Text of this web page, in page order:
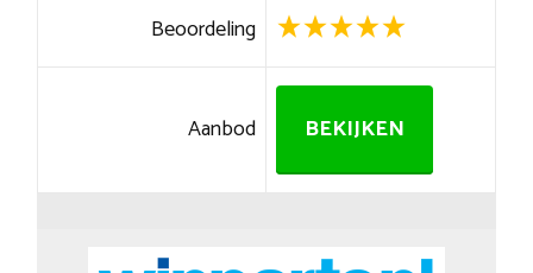
Beoordeling
Aanbod BEKIJKEN